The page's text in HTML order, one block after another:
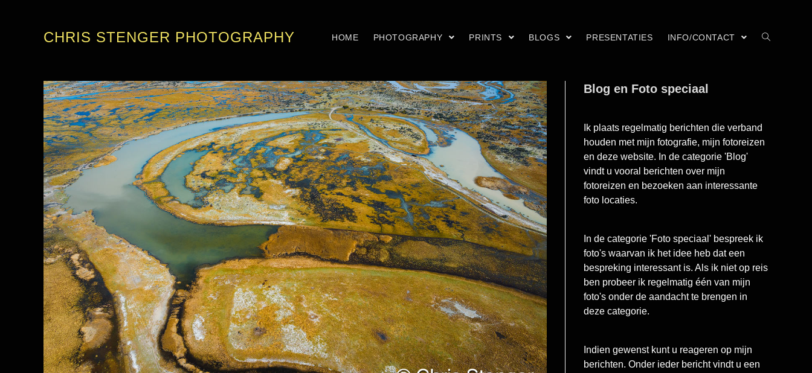
CHRIS STENGER PHOTOGRAPHY HOME PHOTOGRAPHY PRINTS BLOGS PRESENTATIES INFO/CONTACT
Blog en Foto speciaal
Ik plaats regelmatig berichten die verband
houden met mijn fotografie, mijn fotoreizen
en deze website. In de categorie 'Blog'
vindt u vooral berichten over mijn
fotoreizen en bezoeken aan interessante
foto locaties.
In de categorie 'Foto speciaal' bespreek ik
foto's waarvan ik het idee heb dat een
bespreking interessant is. Als ik niet op reis
ben probeer ik regelmatig één van mijn
foto's onder de aandacht te brengen in
deze categorie.
Indien gewenst kunt u reageren op mijn
berichten. Onder ieder bericht vindt u een